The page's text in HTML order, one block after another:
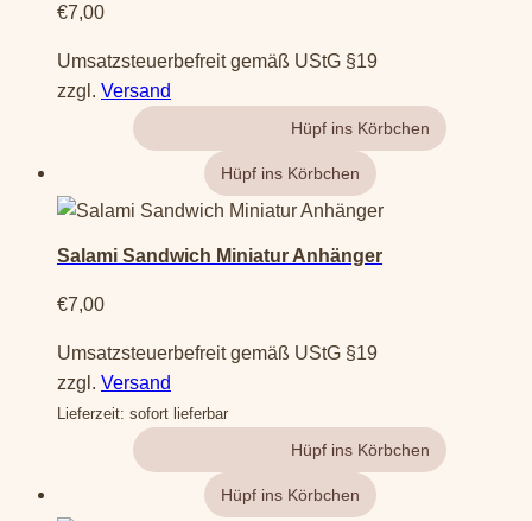
€7,00
Umsatzsteuerbefreit gemäß UStG §19
zzgl. Versand
Salami Sandwich Miniatur Anhänger
€7,00
Umsatzsteuerbefreit gemäß UStG §19
zzgl. Versand
Lieferzeit: sofort lieferbar